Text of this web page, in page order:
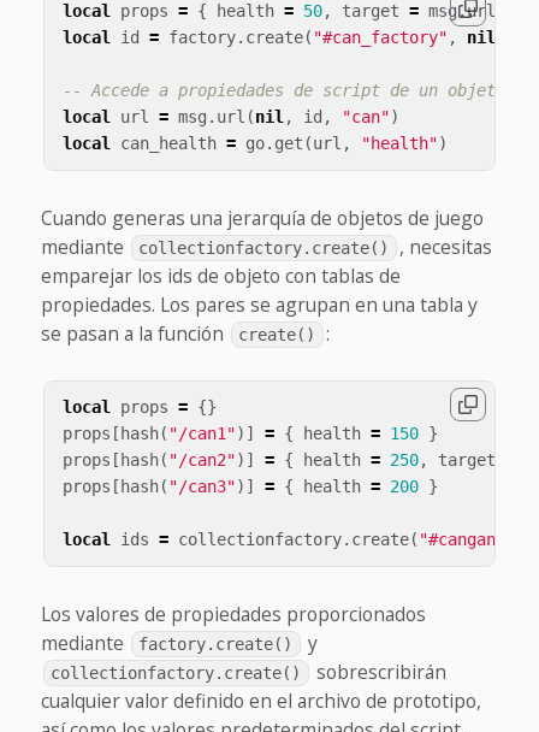
local props = { health = 50, target = msg.url
local id = factory. create( "#can_factory" , nil
-- Accede a propiedades de script de un objeto
local url = msg . url (nil, id , "can")
local can_health = go. get (url , "health")
Cuando generas una jerarquía de objetos de juego
mediante
collectionfactory.create()
, necesitas
emparejar los ids de objeto con tablas de
propiedades. Los pares se agrupan en una tabla y
se pasan a la función
create() :
local props = {}
props [ hash( "/can1")] = { health = 150 }
props [ hash( "/can2")] = { health = 250, target
props [ hash( "/can3")] = { health = 200 }
local ids = collectionfactory. create(
Los valores de propiedades proporcionados
mediante
factory.create() y
collectionfactory.create()
sobrescribirán
cualquier valor definido en el archivo de prototipo,